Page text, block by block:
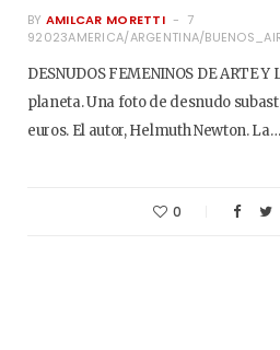
BY AMILCAR MORETTI
7
92023AMERICA/ARGENTINA/
DESNUDOS FEMENINOS DE ARTE
planeta. Una foto de desnudo
euros. El autor, Helmuth Newton. La…
0